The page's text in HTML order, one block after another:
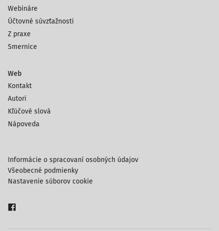
Webináre
Účtovné súvzťažnosti
Z praxe
Smernice
Web
Kontakt
Autori
Kľúčové slová
Nápoveda
Informácie o spracovaní osobných údajov
Všeobecné podmienky
Nastavenie súborov cookie